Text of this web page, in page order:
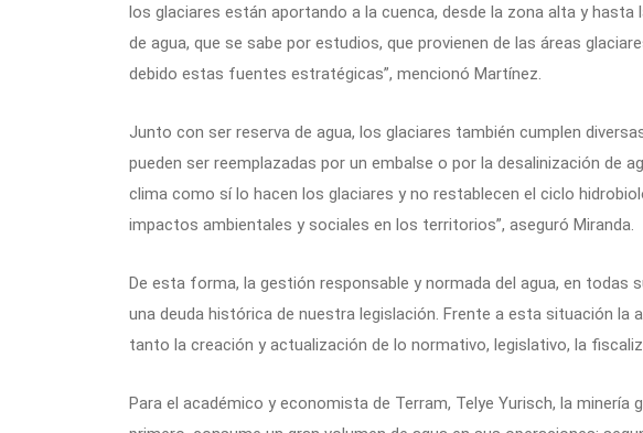
los glaciares están aportando a la cuenca, desde la zona alta y hasta
de agua, que se sabe por estudios, que provienen de las áreas
debido estas fuentes estratégicas”, mencionó Martínez.
Junto con ser reserva de agua, los glaciares también cumplen
pueden ser reemplazadas por un embalse o por la desalinización de
clima como sí lo hacen los glaciares y no restablecen el ciclo
impactos ambientales y sociales en los territorios”, aseguró Miranda.
De esta forma, la gestión responsable y normada del agua, en todas
una deuda histórica de nuestra legislación. Frente a esta situación la
tanto la creación y actualización de lo normativo, legislativo, la
Para el académico y economista de Terram, Telye Yurisch, la minería